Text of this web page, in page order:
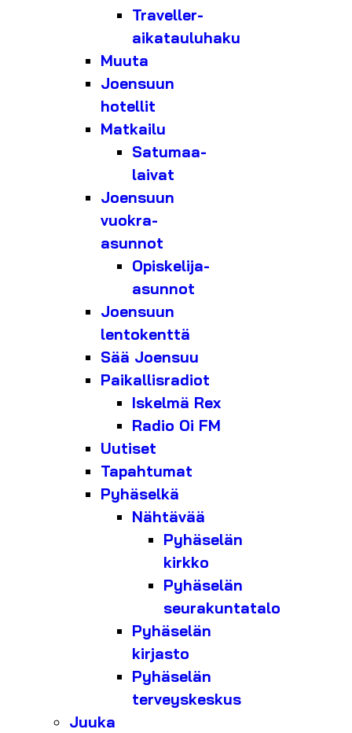
Traveller-
aikatauluhaku
Muuta
Joensuun
hotellit
Matkailu
Satumaa-
laivat
Joensuun
vuokra-
asunnot
Opiskelija-
asunnot
Joensuun
lentokenttä
Sää Joensuu
Paikallisradiot
Iskelmä Rex
Radio Oi FM
Uutiset
Tapahtumat
Pyhäselkä
Nähtävää
Pyhäselän
kirkko
Pyhäselän
seurakuntatalo
Pyhäselän
kirjasto
Pyhäselän
terveyskeskus
Juuka